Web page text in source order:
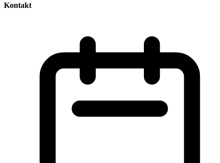
Kontakt